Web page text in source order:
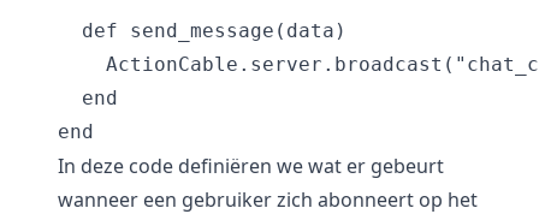
  def send_message(data)
  end
In deze code definiëren we wat er gebeurt
wanneer een gebruiker zich abonneert op het